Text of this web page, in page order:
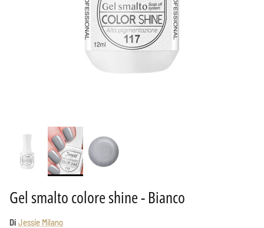
Gel smalto colore shine - Bianco
Di Jessie Milano